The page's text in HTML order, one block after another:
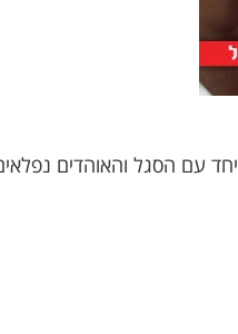
עם הסגל והאוהדים